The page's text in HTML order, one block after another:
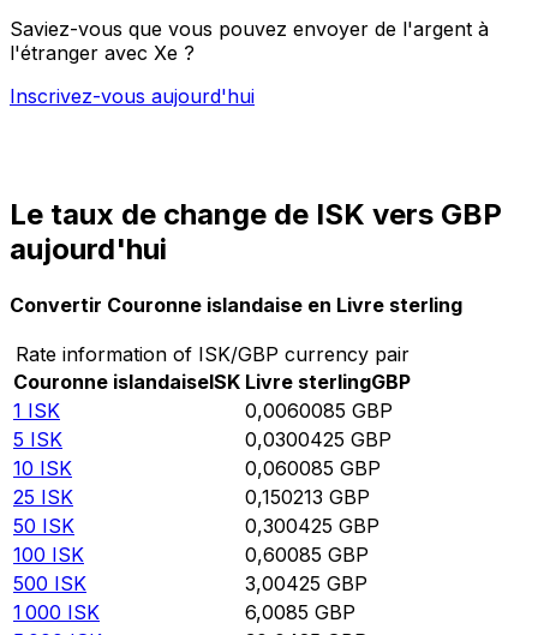
Saviez-vous que vous pouvez envoyer de l'argent à
l'étranger avec Xe ?
Inscrivez-vous aujourd'hui
Le taux de change de ISK vers GBP
aujourd'hui
Convertir Couronne islandaise en Livre sterling
Rate information of ISK/GBP currency pair
Couronne islandaiseISK Livre sterlingGBP
1 ISK 0,0060085 GBP
5 ISK 0,0300425 GBP
10 ISK 0,060085 GBP
25 ISK 0,150213 GBP
50 ISK 0,300425 GBP
100 ISK 0,60085 GBP
500 ISK 3,00425 GBP
1 000 ISK 6,0085 GBP